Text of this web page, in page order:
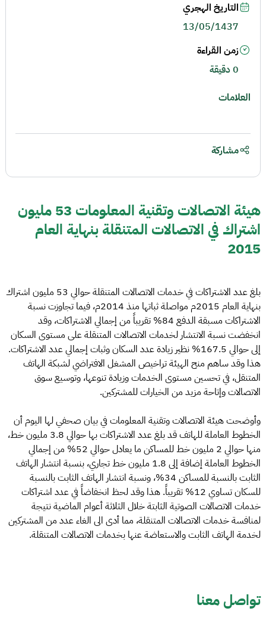
هيئة الاتصالات وتقنية المعلومات 53 مليون
اشتراك في الاتصالات المتنقلة بنهاية العام
2015
بلغ عدد الاشتراكات في خدمات الاتصالات المتنقلة حوالي 53 مليون اشتراك
بنهاية العام 2015م مواصلة ثباتها منذ 2014م، فيما تجاوزت نسبة
الاشتراكات مسبقة الدفع 84% تقريباً من إجمالي الاشتراكات، وقد
انخفضت نسبة الانتشار لخدمات الاتصالات المتنقلة على مستوى السكان
إلى حوالي 167.5% نظير زيادة عدد السكان وثبات إجمالي عدد الاشتراكات.
هذا وقد ساهم منح الهيئة تراخيص المشغل الافتراضي لشبكة الهاتف
المتنقل، في تحسين مستوى الخدمات وزيادة تنوعها، وتوسيع سوق
الاتصالات وإتاحة مزيد من الخيارات للمشتركين.
وأوضحت هيئة الاتصالات وتقنية المعلومات في بيان صحفي لها اليوم أن
الخطوط العاملة للهاتف قد بلغ عدد الاشتراكات بها حوالي 3.8 مليون خط،
منها حوالي 2 مليون خط للمساكن ما يعادل حوالي 52% من إجمالي
الخطوط العاملة إضافة إلى 1.8 مليون خط تجاري، بنسبة انتشار الهاتف
الثابت بالنسبة للمساكن 34%، ونسبة انتشار الهاتف الثابت بالنسبة
للسكان تساوي 12% تقريباً. هذا وقد لحظ انخفاضاً في عدد اشتراكات
خدمات الاتصالات الصوتية الثابتة خلال الثلاثة أعوام الماضية نتيجة
لمنافسة خدمات الاتصالات المتنقلة، مما أدى الى الغاء عدد من المشتركين
لخدمة الهاتف الثابت والاستعاضة عنها بخدمات الاتصالات المتنقلة.
التاريخ الهجري
13/05/1437
زمن القراءة
0 دقيقة
العلامات
مشاركة
تواصل معنا